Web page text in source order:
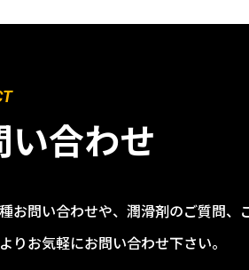
い合わせ
お問い合わせや、潤滑剤のご質問、
りお気軽にお問い合わせ下さい。